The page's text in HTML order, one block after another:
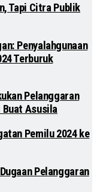
Tapi Citra Publik
Penyalahgunaan
Terburuk
Pelanggaran
Buat Asusila
Pemilu 2024 ke
Pelanggaran